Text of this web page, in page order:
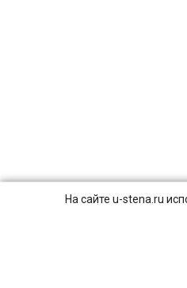
На сайте u-stena.ru